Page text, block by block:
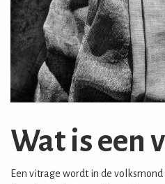
Wat is een
Een vitrage wordt in de